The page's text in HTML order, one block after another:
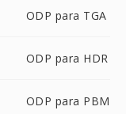
ODP para TGA
ODP para HDR
ODP para PBM